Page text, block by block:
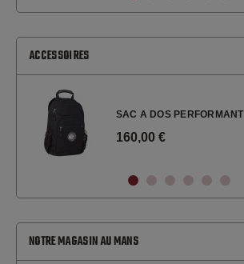
ACCESSOIRES
SAC A DOS PERFORMANT
160,00 €
NOTRE MAGASIN AU MANS